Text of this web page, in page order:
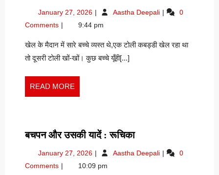
सीख
रूचिका
January 27, 2026 January
2026
Aastha Deepali बच्चों
:
रूचिका
0
Comments
9:44 pm
खेल के मैदान में सारे बच्चे व्यस्त थे,एक टोली कबड्डी खेल रहा था
तो दूसरी टोली खों-खों। कुछ बच्चे यूँही[...]
READ MORE
MORE
बचपन और उसकी यादें : रूचिकाबचपन
उसकी
January 27, 2026 January
2026
Aastha Deepali बचपन
0
Comments
10:09 pm